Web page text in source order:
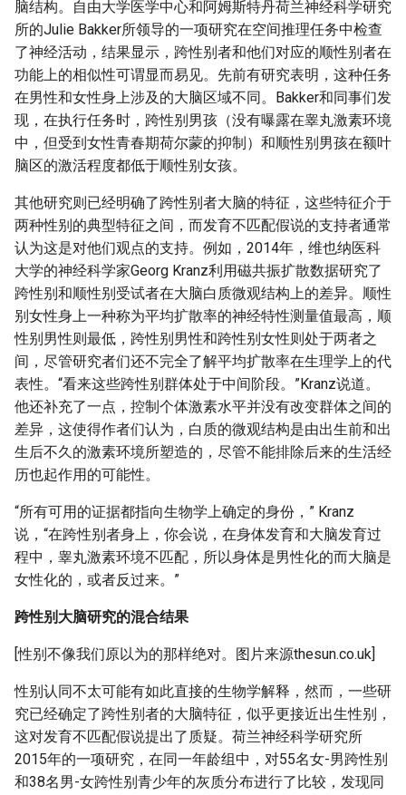
脑结构。自由大学医学中心和阿姆斯特丹荷兰神经科学研究
所的Julie Bakker所领导的一项研究在空间推理任务中检查
了神经活动，结果显示，跨性别者和他们对应的顺性别者在
功能上的相似性可谓显而易见。先前有研究表明，这种任务
在男性和女性身上涉及的大脑区域不同。Bakker和同事们发
现，在执行任务时，跨性别男孩（没有曝露在睾丸激素环境
中，但受到女性青春期荷尔蒙的抑制）和顺性别男孩在额叶
脑区的激活程度都低于顺性别女孩。
其他研究则已经明确了跨性别者大脑的特征，这些特征介于
两种性别的典型特征之间，而发育不匹配假说的支持者通常
认为这是对他们观点的支持。例如，2014年，维也纳医科
大学的神经科学家Georg Kranz利用磁共振扩散数据研究了
跨性别和顺性别受试者在大脑白质微观结构上的差异。顺性
别女性身上一种称为平均扩散率的神经特性测量值最高，顺
性别男性则最低，跨性别男性和跨性别女性则处于两者之
间，尽管研究者们还不完全了解平均扩散率在生理学上的代
表性。“看来这些跨性别群体处于中间阶段。”Kranz说道。
他还补充了一点，控制个体激素水平并没有改变群体之间的
差异，这使得作者们认为，白质的微观结构是由出生前和出
生后不久的激素环境所塑造的，尽管不能排除后来的生活经
历也起作用的可能性。
“所有可用的证据都指向生物学上确定的身份，” Kranz
说，“在跨性别者身上，你会说，在身体发育和大脑发育过
程中，睾丸激素环境不匹配，所以身体是男性化的而大脑是
女性化的，或者反过来。”
跨性别大脑研究的混合结果
[性别不像我们原以为的那样绝对。图片来源thesun.co.uk]
性别认同不太可能有如此直接的生物学解释，然而，一些研
究已经确定了跨性别者的大脑特征，似乎更接近出生性别，
这对发育不匹配假说提出了质疑。荷兰神经科学研究所
2015年的一项研究，在同一年龄组中，对55名女-男跨性别
和38名男-女跨性别青少年的灰质分布进行了比较，发现同